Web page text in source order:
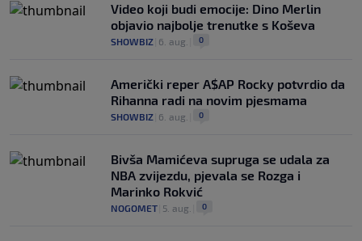
Video koji budi emocije: Dino Merlin
objavio najbolje trenutke s Koševa
SHOWBIZ 6. aug. 0
Američki reper A$AP Rocky potvrdio da
Rihanna radi na novim pjesmama
SHOWBIZ 6. aug. 0
Bivša Mamićeva supruga se udala za
NBA zvijezdu, pjevala se Rozga i
Marinko Rokvić
NOGOMET 5. aug. 0